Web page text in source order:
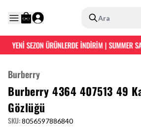
Ara
YENİ SEZON ÜRÜNLERDE İNDİRİM | SUMMER
Burberry
Burberry 4364 407513 49
Gözlüğü
SKU:8056597886840